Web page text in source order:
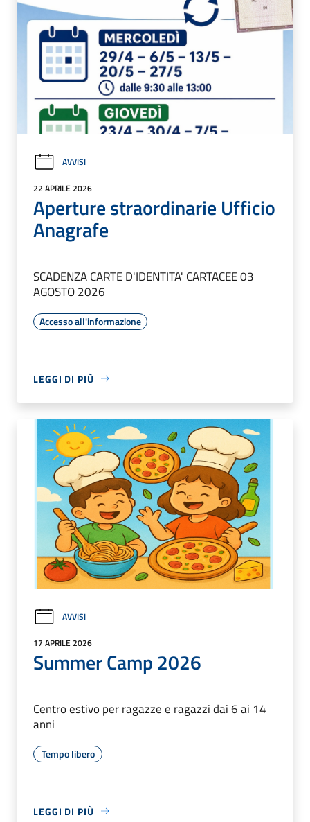
AVVISI
22 APRILE 2026
Aperture straordinarie Ufficio
Anagrafe
SCADENZA CARTE D'IDENTITA' CARTACEE 03
AGOSTO 2026
Accesso all'informazione
LEGGI DI PIÙ
AVVISI
17 APRILE 2026
Summer Camp 2026
Centro estivo per ragazze e ragazzi dai 6 ai 14
anni
Tempo libero
LEGGI DI PIÙ